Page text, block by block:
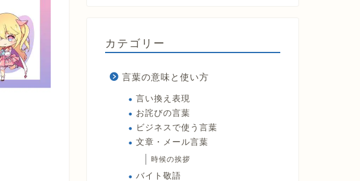
カテゴリー
言葉の意味と使い方
言い換え表現
お詫びの言葉
ビジネスで使う言葉
文章・メール言葉
時候の挨拶
バイト敬語